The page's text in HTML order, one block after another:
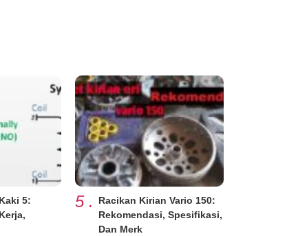
5:
5 .
Racikan Kirian Vario 150:
Rekomendasi, Spesifikasi,
Dan Merk